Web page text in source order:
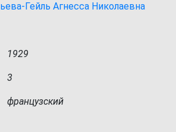
Гейль Агнесса Николаевна
1929
3
французский